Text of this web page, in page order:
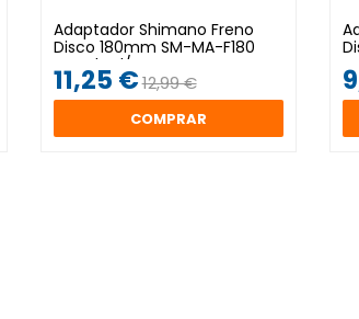
Adaptador Shimano Freno
Disco 180mm SM-MA-F180
Standard/Post
11,25 €12,99 €
COMPRAR